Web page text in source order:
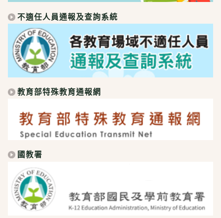
不適任人員通報及查詢系統
教育部特殊教育通報網
國教署